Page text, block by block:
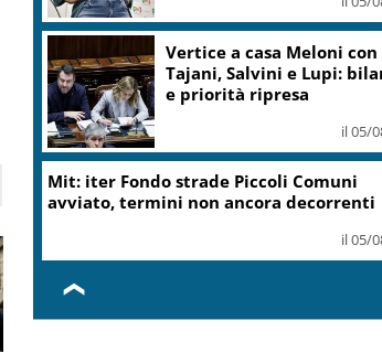
Vertice a casa Meloni con
Tajani, Salvini e Lupi:
e priorità ripresa
il 05/
Mit: iter Fondo strade Piccoli Comuni
avviato, termini non ancora decorrenti
il 05/
❮